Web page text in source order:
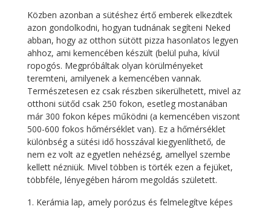
Közben azonban a sütéshez értő emberek elkezdtek
azon gondolkodni, hogyan tudnának segíteni Neked
abban, hogy az otthon sütött pizza hasonlatos legyen
ahhoz, ami kemencében készült (belül puha, kívül
ropogós. Megpróbáltak olyan körülményeket
teremteni, amilyenek a kemencében vannak.
Természetesen ez csak részben sikerülhetett, mivel az
otthoni sütőd csak 250 fokon, esetleg mostanában
már 300 fokon képes működni (a kemencében viszont
500-600 fokos hőmérséklet van). Ez a hőmérséklet
különbség a sütési idő hosszával kiegyenlíthető, de
nem ez volt az egyetlen nehézség, amellyel szembe
kellett nézniük. Mivel többen is törték ezen a fejüket,
többféle, lényegében három megoldás született.
Kerámia lap, amely porózus és felmelegítve képes